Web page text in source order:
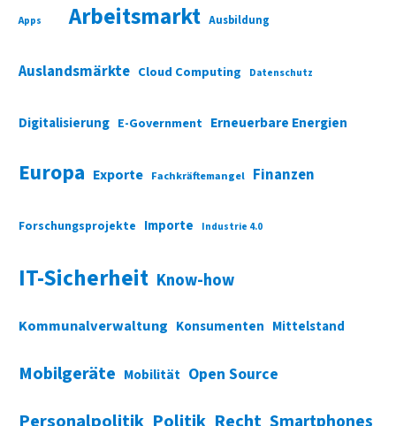
Apps Arbeitsmarkt Ausbildung
Auslandsmärkte Cloud Computing Datenschutz
Digitalisierung E-Government Erneuerbare Energien
Europa Exporte Fachkräftemangel Finanzen
Forschungsprojekte Importe Industrie 4.0
IT-Sicherheit Know-how
Kommunalverwaltung Konsumenten Mittelstand
Mobilgeräte Mobilität Open Source